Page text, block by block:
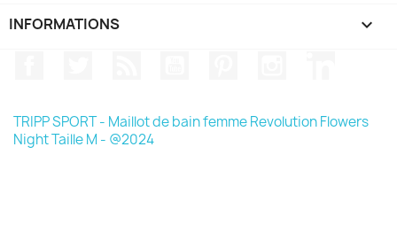
INFORMATIONS keyboard_arrow_down
TRIPP SPORT - Maillot de bain femme Revolution Flowers
Night Taille M - @2024